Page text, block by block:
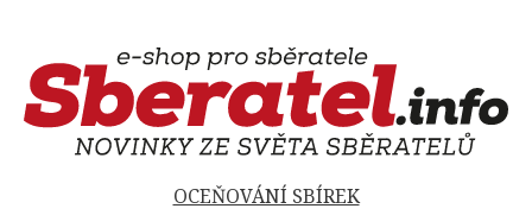
OCEŇOVÁNÍ SBÍREK